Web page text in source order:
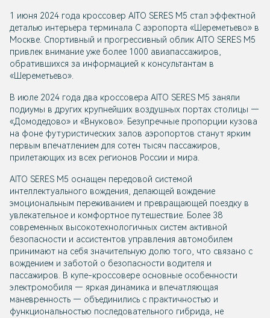
1 июня 2024 года кроссовер AITO SERES M5 стал эффектной
деталью интерьера терминала С аэропорта «Шереметьево» в
Москве. Спортивный и прогрессивный облик AITO SERES M5
привлек внимание уже более 1000 авиапассажиров,
обратившихся за информацией к консультантам в
«Шереметьево».
В июле 2024 года два кроссовера AITO SERES M5 заняли
подиумы в других крупнейших воздушных портах столицы —
«Домодедово» и «Внуково». Безупречные пропорции кузова
на фоне футуристических залов аэропортов станут ярким
первым впечатлением для сотен тысяч пассажиров,
прилетающих из всех регионов России и мира.
AITO SERES M5 оснащен передовой системой
интеллектуального вождения, делающей вождение
эмоциональным переживанием и превращающей поездку в
увлекательное и комфортное путешествие. Более 38
современных высокотехнологичных систем активной
безопасности и ассистентов управления автомобилем
принимают на себя значительную долю того, что связано с
вождением и заботой о безопасности водителя и
пассажиров. В купе-кроссовере основные особенности
электромобиля — яркая динамика и впечатляющая
маневренность — объединились с практичностью и
функциональностью последовательного гибрида, не